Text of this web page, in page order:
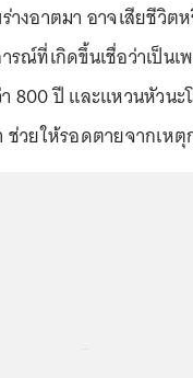
างอาตมา อาจเสียชีวิต
ณ์ที่เกิดขึ้นเชื่อว่าเป็นเ
800 ปี และแหวนหัวนะ
ช่วยให้รอดตายจากเห